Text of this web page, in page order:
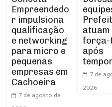
Empreendedo
r impulsiona
qualificação
e networking
para micro e
pequenas
empresas em
Cachoeira
7 de agosto de
atuam
após
7 de
2026